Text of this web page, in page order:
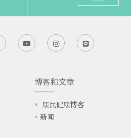
博客和文章
康民健康博客
新闻